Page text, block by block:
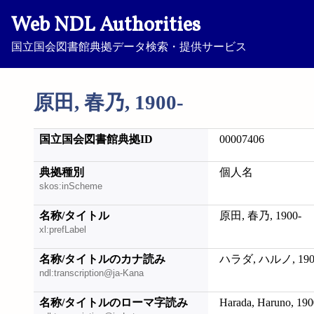
Web NDL Authorities
国立国会図書館典拠データ検索・提供サービス
原田, 春乃, 1900-
国立国会図書館典拠ID 00007406
典拠種別
skos:inScheme
個人名
名称/タイトル
xl:prefLabel
原田, 春乃, 1900-
名称/タイトルのカナ読み
ndl:transcription@ja-Kana
ハラダ, ハルノ,
名称/タイトルのローマ字読み Harada, Haruno,